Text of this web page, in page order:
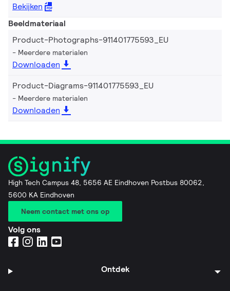
Bekijken
Beeldmateriaal
Product-Photographs-911401775593_EU
Meerdere materialen
Downloaden
Product-Diagrams-911401775593_EU
Meerdere materialen
Downloaden
High Tech Campus 48, 5656 AE Eindhoven Postbus 80062,
5600 KA Eindhoven
Neem contact met ons op
Volg ons
Ontdek